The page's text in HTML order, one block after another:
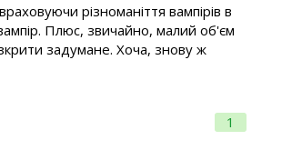
різноманіття вампірів в
Плюс, звичайно, малий об'єм
задумане. Хоча, знову ж
1